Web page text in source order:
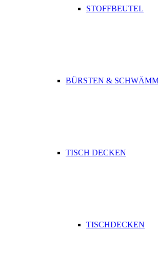
STOFFBEUTEL
BÜRSTEN &
TISCH DECKEN
TISCHDECKEN